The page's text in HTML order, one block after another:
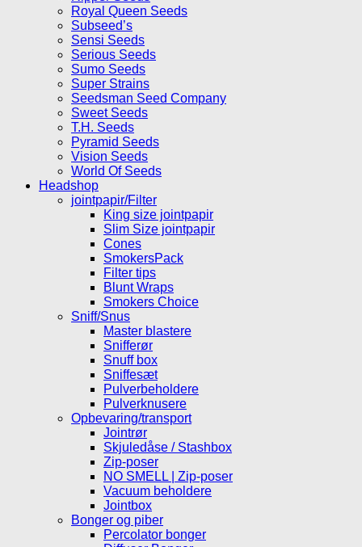
Royal Queen Seeds
Subseed’s
Sensi Seeds
Serious Seeds
Sumo Seeds
Super Strains
Seedsman Seed Company
Sweet Seeds
T.H. Seeds
Pyramid Seeds
Vision Seeds
World Of Seeds
Headshop
jointpapir/Filter
King size jointpapir
Slim Size jointpapir
Cones
SmokersPack
Filter tips
Blunt Wraps
Smokers Choice
Sniff/Snus
Master blastere
Snifferør
Snuff box
Sniffesæt
Pulverbeholdere
Pulverknusere
Opbevaring/transport
Jointrør
Skjuledåse / Stashbox
Zip-poser
NO SMELL | Zip-poser
Vacuum beholdere
Jointbox
Bonger og piber
Percolator bonger